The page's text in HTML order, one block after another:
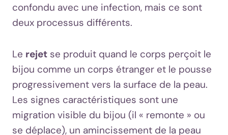
confondu avec une infection, mais ce sont
deux processus différents.
Le rejet se produit quand le corps perçoit le
bijou comme un corps étranger et le pousse
progressivement vers la surface de la peau.
Les signes caractéristiques sont une
migration visible du bijou (il « remonte » ou
se déplace), un amincissement de la peau